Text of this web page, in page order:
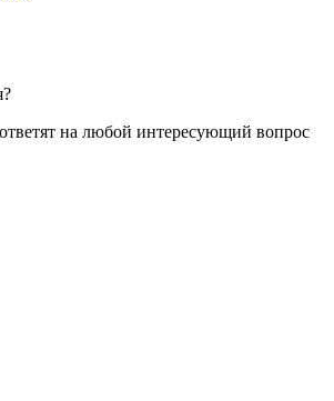
на любой интересующий вопрос